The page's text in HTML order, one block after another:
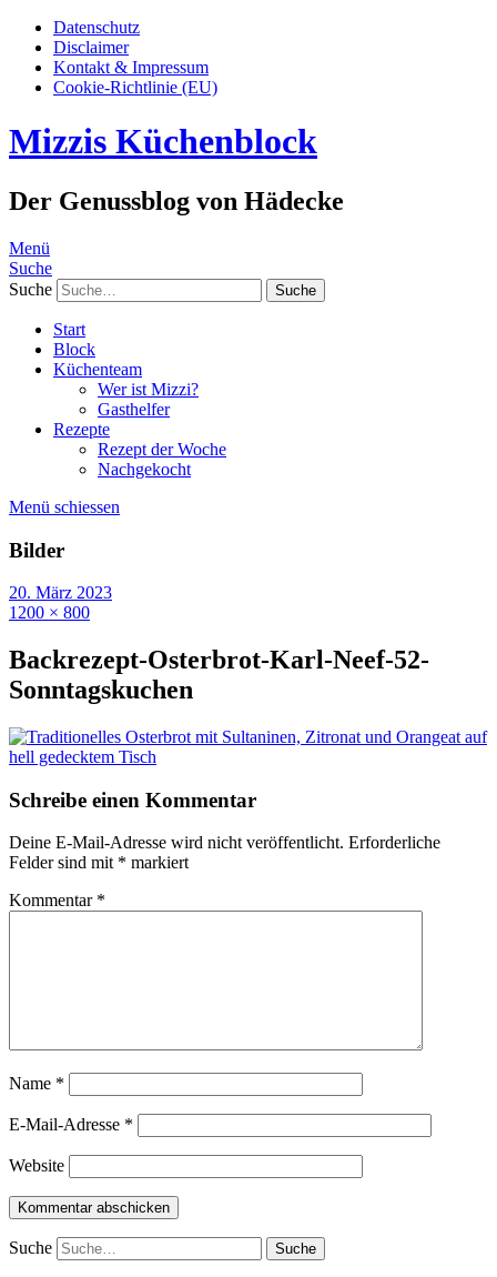
Datenschutz
Disclaimer
Kontakt & Impressum
Cookie-Richtlinie (EU)
Mizzis Küchenblock
Der Genussblog von Hädecke
Menü
Suche
Suche
Start
Block
Küchenteam
Wer ist Mizzi?
Gasthelfer
Rezepte
Rezept der Woche
Nachgekocht
Menü schiessen
Bilder
20. März 2023
1200 × 800
Backrezept-Osterbrot-Karl-Neef-52-
Sonntagskuchen
Schreibe einen Kommentar
Deine E-Mail-Adresse wird nicht veröffentlicht. Erforderliche
Felder sind mit * markiert
Kommentar *
Name *
E-Mail-Adresse *
Website
Suche